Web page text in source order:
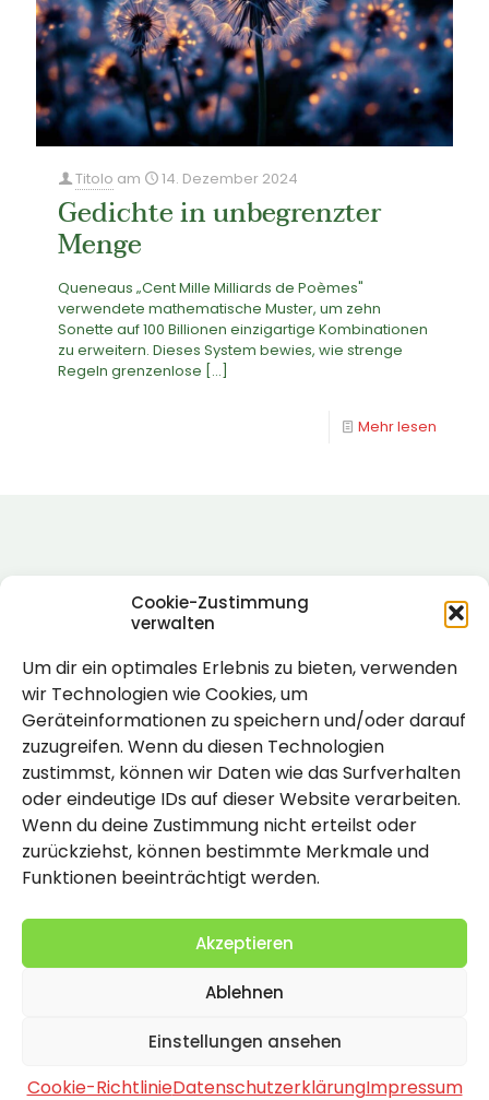
Cookie-Zustimmung
verwalten
Um dir ein optimales Erlebnis zu bieten, verwenden
wir Technologien wie Cookies, um
Geräteinformationen zu speichern und/oder darauf
zuzugreifen. Wenn du diesen Technologien
zustimmst, können wir Daten wie das Surfverhalten
oder eindeutige IDs auf dieser Website verarbeiten.
Wenn du deine Zustimmung nicht erteilst oder
zurückziehst, können bestimmte Merkmale und
Funktionen beeinträchtigt werden.
Akzeptieren
Ablehnen
Einstellungen ansehen
Cookie-RichtlinieDatenschutzerklärungImpressum
Titolo am 14. Dezember 2024
Gedichte in unbegrenzter
Menge
Queneaus „Cent Mille Milliards de Poèmes"
verwendete mathematische Muster, um zehn
Sonette auf 100 Billionen einzigartige Kombinationen
zu erweitern. Dieses System bewies, wie strenge
Regeln grenzenlose […]
Mehr lesen
Rechtlich
Impressum
Datenschutzerklärung
Cookie-Richtlinie (EU)